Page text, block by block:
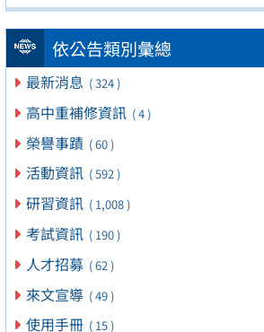
依公告類別彙總
最新消息 ( 324 )
高中重補修資訊 ( 4 )
榮譽事蹟 ( 60 )
活動資訊 ( 592 )
研習資訊 ( 1,008 )
考試資訊 ( 190 )
人才招募 ( 62 )
來文宣導 ( 49 )
使用手冊 ( 15 )